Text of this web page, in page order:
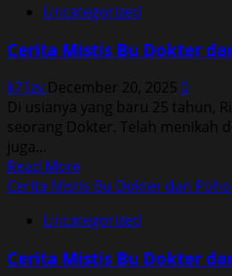
Uncategorized
Cerita Mistis Bu Dokter
k71zv December 20, 2025 0
Di usianya yang baru 25 tahun,
seorang Dokter. Telah menikah
juga...
Read MoreRead
more
Cerita
Bu
Cerita Mistis Bu Dokter dan
Uncategorized
Cerita Mistis Bu Dokter